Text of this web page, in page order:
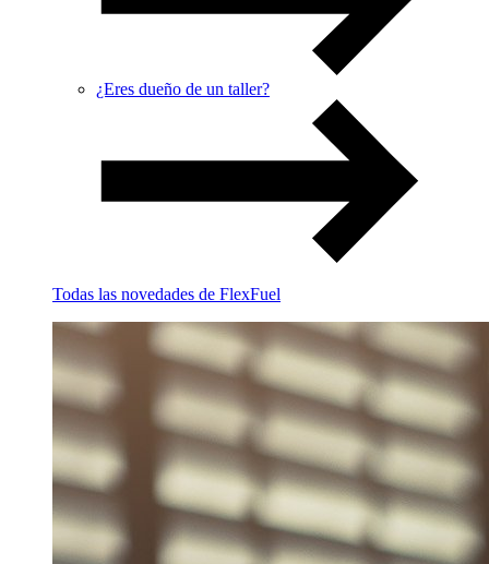
¿Eres dueño de un taller?
Todas las novedades de FlexFuel